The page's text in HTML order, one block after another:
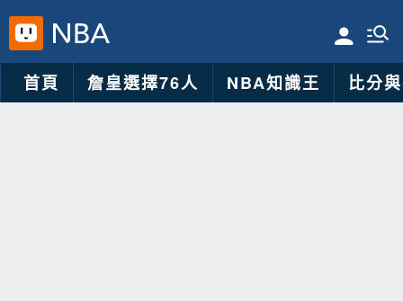
首頁 詹皇選擇76人 NBA知識王 比分